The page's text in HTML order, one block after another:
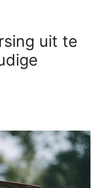
uit te